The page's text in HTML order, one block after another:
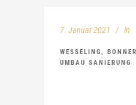
7. Januar 2021 In
WESSELING,
UMBAU SANIERUNG